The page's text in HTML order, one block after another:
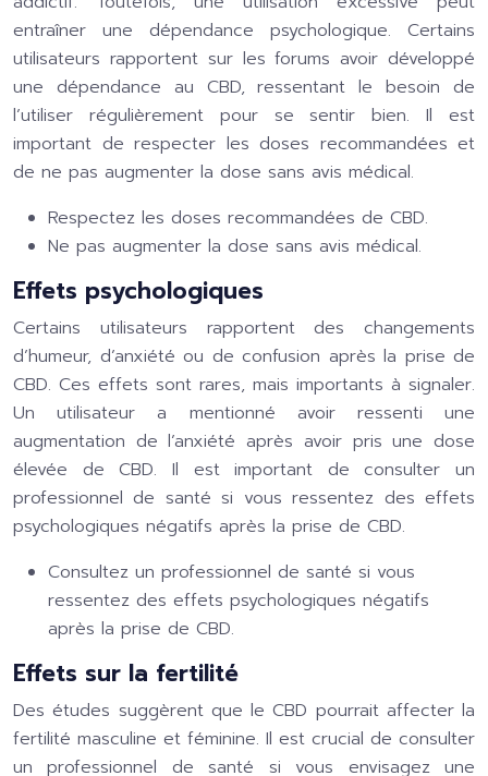
entraîner une dépendance psychologique. Certains
utilisateurs rapportent sur les forums avoir développé
une dépendance au CBD, ressentant le besoin de
l’utiliser régulièrement pour se sentir bien. Il est
important de respecter les doses recommandées et
de ne pas augmenter la dose sans avis médical.
Respectez les doses recommandées de CBD.
Ne pas augmenter la dose sans avis médical.
Effets psychologiques
Certains utilisateurs rapportent des changements
d’humeur, d’anxiété ou de confusion après la prise de
CBD. Ces effets sont rares, mais importants à signaler.
Un utilisateur a mentionné avoir ressenti une
augmentation de l’anxiété après avoir pris une dose
élevée de CBD. Il est important de consulter un
professionnel de santé si vous ressentez des effets
psychologiques négatifs après la prise de CBD.
Consultez un professionnel de santé si vous
ressentez des effets psychologiques négatifs
après la prise de CBD.
Effets sur la fertilité
Des études suggèrent que le CBD pourrait affecter la
fertilité masculine et féminine. Il est crucial de consulter
un professionnel de santé si vous envisagez une